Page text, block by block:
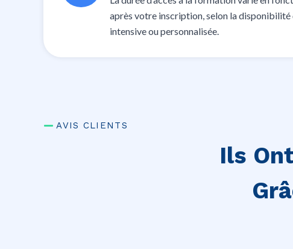
après votre inscription, selon la disponibilité
intensive ou personnalisée.
AVIS CLIENTS
Ils